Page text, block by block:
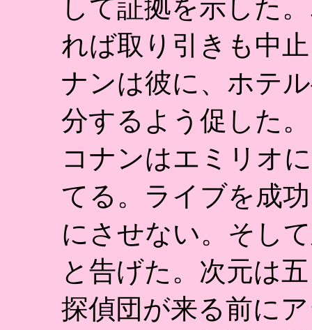
して証拠を示した
れば取り引きも中
ナンは彼に、ホテ
分するよう促した。
コナンはエミリオ
てる。ライブを成
にさせない。そし
と告げた。次元は
探偵団が来る前に